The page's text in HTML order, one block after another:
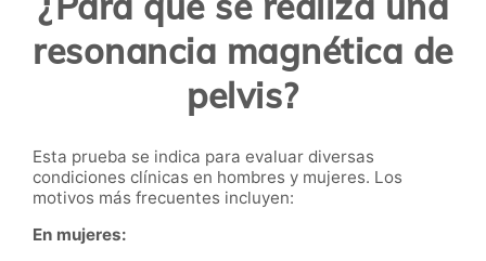
resonancia magnética de
pelvis?
Esta prueba se indica para evaluar diversas
condiciones clínicas en hombres y mujeres. Los
motivos más frecuentes incluyen:
En mujeres: